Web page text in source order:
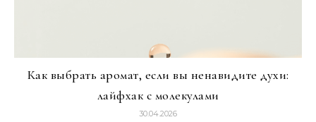
Как выбрать аромат, если вы ненавидите духи:
лайфхак с молекулами
30.04.2026